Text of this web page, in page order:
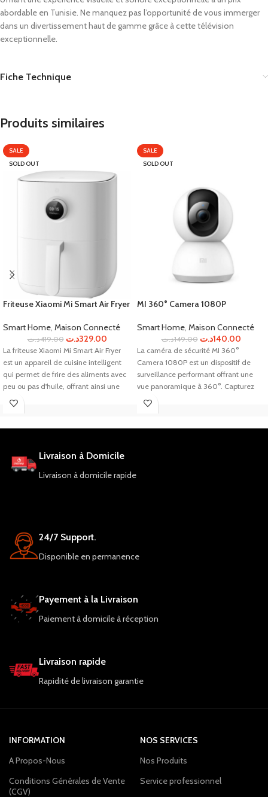
abordable en Tunisie. Ne manquez pas l’opportunité de vous immerger
dans un divertissement haut de gamme grâce à cette télévision
exceptionnelle.
Fiche Technique
Produits similaires
SALE
SOLD OUT
Friteuse Xiaomi Mi Smart Air Fryer
Smart Home, Maison Connecté
419.00د.ت 329.00د.ت
La friteuse Xiaomi Mi Smart Air Fryer
est un appareil de cuisine intelligent
qui permet de frire des aliments avec
peu ou pas d'huile, offrant ainsi une
alternative plus saine aux méthodes
cherchent à préparer des repas
délicieux et sains.
SALE
SOLD OUT
MI 360° Camera 1080P
Smart Home, Maison Connecté
149.00د.ت 140.00د.ت
La caméra de sécurité MI 360°
Camera 1080P est un dispositif de
surveillance performant offrant une
vue panoramique à 360°. Capturez
des vidéos haute définition en temps
Livraison à Domicile
Livraison à domicile rapide
24/7 Support.
Disponible en permanence
Payement à la Livraison
Paiement à domicile à réception
Livraison rapide
Rapidité de livraison garantie
INFORMATION
A Propos-Nous
Conditions Générales de Vente
(CGV)
NOS SERVICES
Nos Produits
Service professionnel